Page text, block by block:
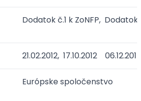
Dodatok č.1 k ZoNFP,
21.02.2012, 17.10.2012
Európske spoločenstvo